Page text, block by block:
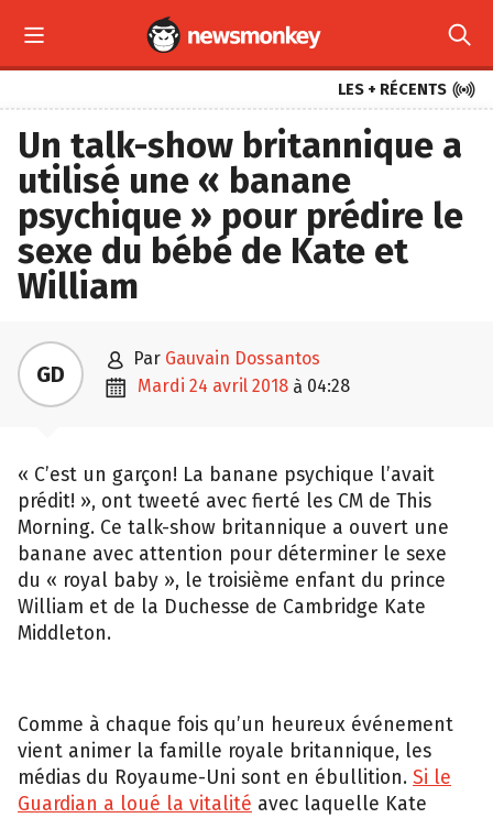
 
LES + RÉCENTS 
Un talk-show britannique a
utilisé une « banane
psychique » pour prédire le
sexe du bébé de Kate et
William
GD  par Gauvain Dossantos
 mardi 24 avril 2018 à 04:28
« C’est un garçon! La banane psychique l’avait
prédit! », ont tweeté avec fierté les CM de This
Morning. Ce talk-show britannique a ouvert une
banane avec attention pour déterminer le sexe
du « royal baby », le troisième enfant du prince
William et de la Duchesse de Cambridge Kate
Middleton.
Comme à chaque fois qu’un heureux événement
vient animer la famille royale britannique, les
médias du Royaume-Uni sont en ébullition. Si le
Guardian a loué la vitalité avec laquelle Kate